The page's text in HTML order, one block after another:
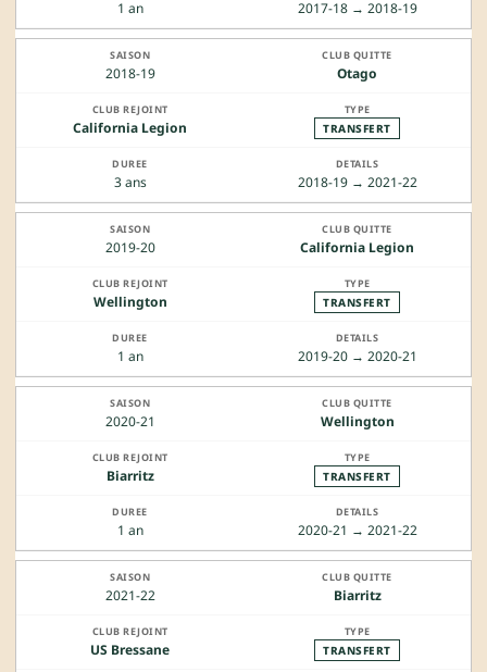
1 an 2017-18 → 2018-19
2018-19 Otago
California Legion TRANSFERT
3 ans 2018-19 → 2021-22
2019-20 California Legion
Wellington TRANSFERT
1 an 2019-20 → 2020-21
2020-21 Wellington
Biarritz TRANSFERT
1 an 2020-21 → 2021-22
2021-22 Biarritz
US Bressane TRANSFERT